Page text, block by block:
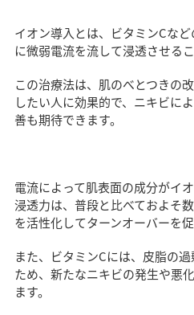
イオン導入とは、ビタミンCな
に微弱電流を流して浸透させる
この治療法は、肌のべとつきの
したい人に効果的で、ニキビに
善も期待できます。
電流によって肌表面の成分がイ
浸透力は、普段と比べておよそ
を活性化してターンオーバーを促
また、ビタミンCには、皮脂の
ため、新たなニキビの発生や悪
ます。